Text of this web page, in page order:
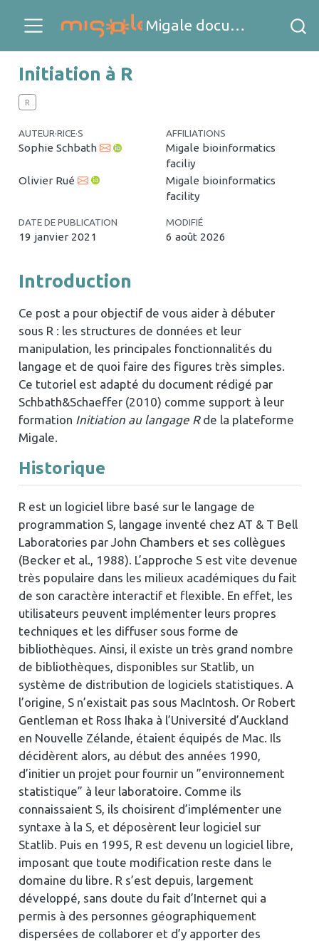
Migale documents
Initiation à R
R
AUTEUR·RICE·S AFFILIATIONS
Sophie Schbath
Migale bioinformatics
faciliy
Olivier Rué
Migale bioinformatics
facility
DATE DE PUBLICATION
19 janvier 2021
MODIFIÉ
6 août 2026
Introduction
Ce post a pour objectif de vous aider à débuter
sous R : les structures de données et leur
manipulation, les principales fonctionnalités du
langage et de quoi faire des figures très simples.
Ce tutoriel est adapté du document rédigé par
Schbath&Schaeffer (2010) comme support à leur
formation Initiation au langage Rde la plateforme
Migale.
Historique
R est un logiciel libre basé sur le langage de
programmation S, langage inventé chez AT & T Bell
Laboratories par John Chambers et ses collègues
(Becker et al., 1988). L’approche S est vite devenue
très populaire dans les milieux académiques du fait
de son caractère interactif et flexible. En effet, les
utilisateurs peuvent implémenter leurs propres
techniques et les diffuser sous forme de
bibliothèques. Ainsi, il existe un très grand nombre
de bibliothèques, disponibles sur Statlib, un
système de distribution de logiciels statistiques. A
l’origine, S n’existait pas sous MacIntosh. Or Robert
Gentleman et Ross Ihaka à l’Université d’Auckland
en Nouvelle Zélande, étaient équipés de Mac. Ils
décidèrent alors, au début des années 1990,
d’initier un projet pour fournir un ”environnement
statistique” à leur laboratoire. Comme ils
connaissaient S, ils choisirent d’implémenter une
syntaxe à la S, et déposèrent leur logiciel sur
Statlib. Puis en 1995, R est devenu un logiciel libre,
imposant que toute modification reste dans le
domaine du libre. R s’est depuis, largement
développé, sans doute du fait d’Internet qui a
permis à des personnes géographiquement
dispersées de collaborer et d’y apporter des